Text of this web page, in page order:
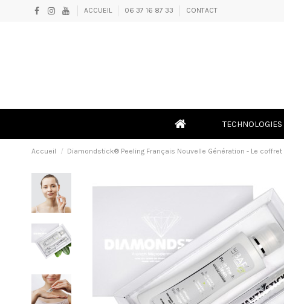
ACCUEIL 06 37 16 87 33 CONTACT
TECHNOLOGIES
Accueil Diamondstick® Peeling Français Nouvelle Génération - Le